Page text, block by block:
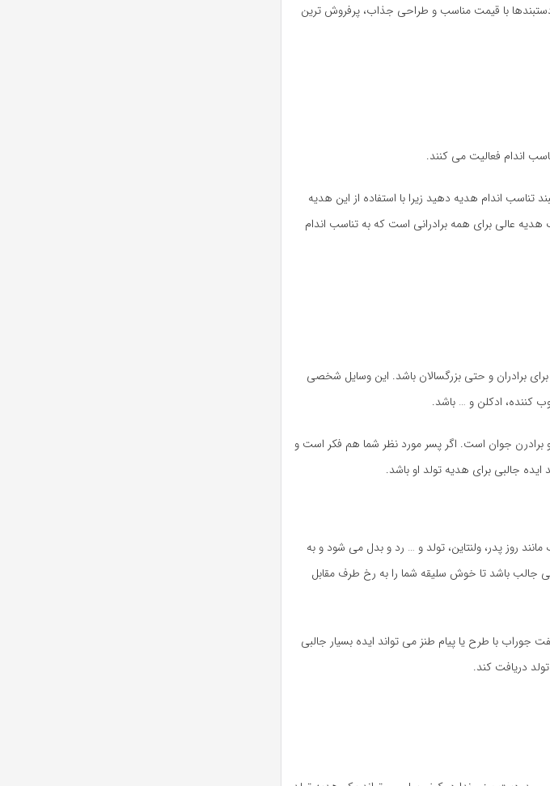
با قیمت مناسب و طراحی جذاب، پرفروش ترین
اندام فعالیت می کنند.
اندام هدیه دهید زیرا با استفاده از این هدیه
عالی برای همه برادرانی است که به تناسب اندام
برادران و حتی بزرگسالان باشد. این وسایل شخصی
کننده، ادکلن و … باشد.
برادرن جوان است. اگر پسر مورد نظر شما هم فکر است و
جالبی برای هدیه تولد او باشد.
روز پدر، ولنتاین، تولد و … رد و بدل می شود و به
جالب باشد تا خوش سلیقه شما را به رخ طرف مقابل
جوراب با طرح یا پیام طنز می تواند ایده بسیار جالبی
دریافت کند.